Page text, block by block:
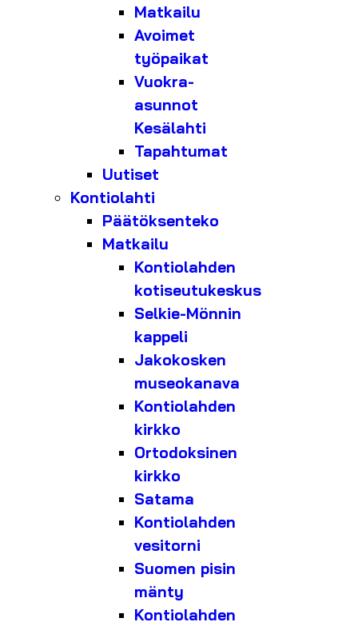
Matkailu
Avoimet
työpaikat
Vuokra-
asunnot
Kesälahti
Tapahtumat
Uutiset
Kontiolahti
Päätöksenteko
Matkailu
Kontiolahden
kotiseutukeskus
Selkie-Mönnin
kappeli
Jakokosken
museokanava
Kontiolahden
kirkko
Ortodoksinen
kirkko
Satama
Kontiolahden
vesitorni
Suomen pisin
mänty
Kontiolahden